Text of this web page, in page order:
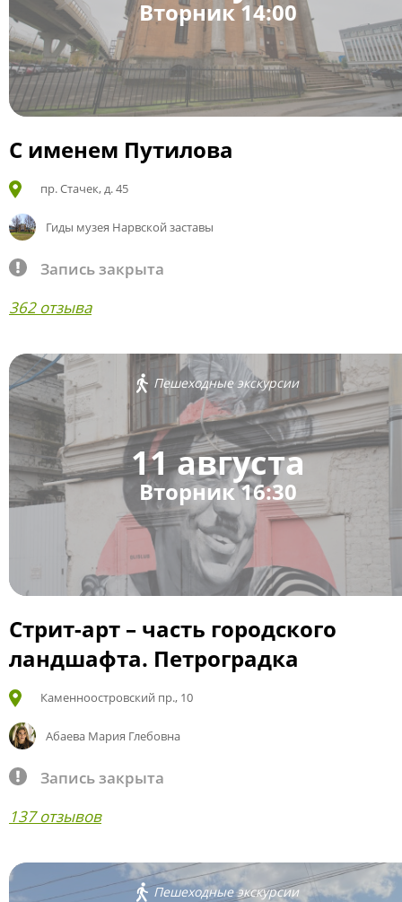
Вторник 14:00
С именем Путилова
пр. Стачек, д. 45
Гиды музея Нарвской заставы
Запись закрыта
362 отзыва
Пешеходные экскурсии
11 августа
Вторник 16:30
Стрит-арт – часть городского
ландшафта. Петроградка
Каменноостровский пр., 10
Абаева Мария Глебовна
Запись закрыта
137 отзывов
Пешеходные экскурсии